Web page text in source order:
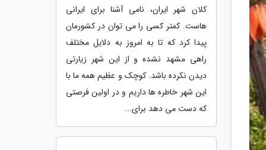
کلان شهر ایران، نامی آشنا برای ایرانی
هاست. کمتر کسی را می توان در کشورمان
پیدا کرد که تا به امروز به دلایل مختلف
راهی مشهد نشده و از این شهر زیارتی
دیدن نکرده باشد. کوچک و عظیم همه ما با
این شهر خاطره ها داریم و در اولین فرصتی
که دست می دهد برای...